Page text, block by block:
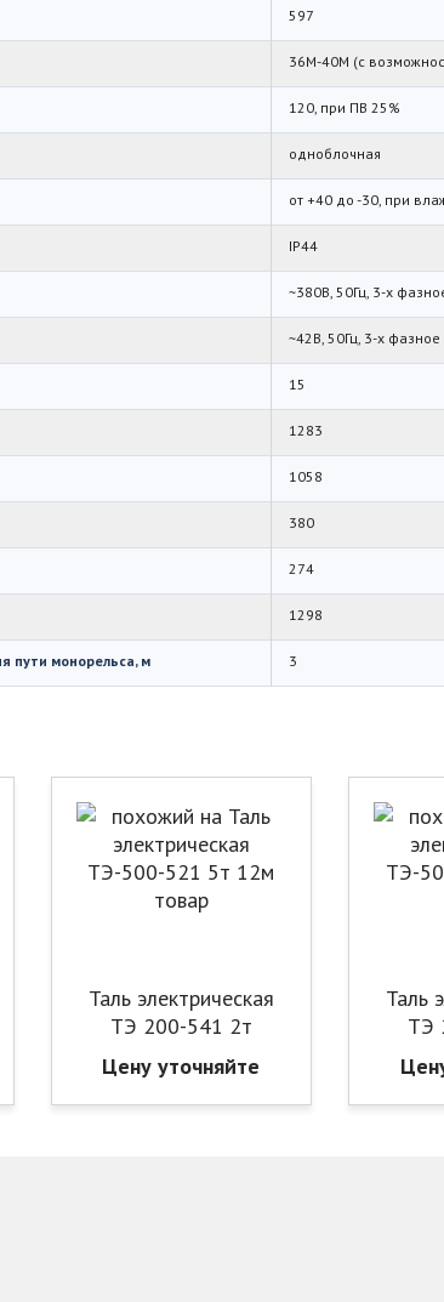
597
36М-40М (с
120, при ПВ 25%
одноблочная
от +40 до -30, при
IP44
~380В, 50Гц, 3-х
~42В, 50Гц, 3-х фазное
15
1283
1058
380
274
1298
пути монорельса, м 3
Таль электрическая
ТЭ 200-541 2т
Цену уточняйте
Таль
ТЭ